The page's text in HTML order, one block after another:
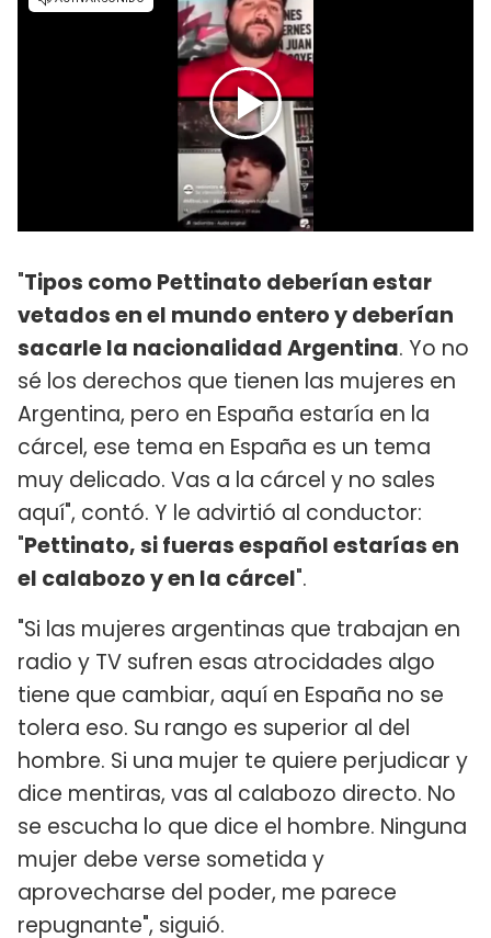
"Tipos como Pettinato deberían estar
vetados en el mundo entero y deberían
sacarle la nacionalidad Argentina. Yo no
sé los derechos que tienen las mujeres en
Argentina, pero en España estaría en la
cárcel, ese tema en España es un tema
muy delicado. Vas a la cárcel y no sales
aquí", contó. Y le advirtió al conductor:
"Pettinato, si fueras español estarías en
el calabozo y en la cárcel".
"Si las mujeres argentinas que trabajan en
radio y TV sufren esas atrocidades algo
tiene que cambiar, aquí en España no se
tolera eso. Su rango es superior al del
hombre. Si una mujer te quiere perjudicar y
dice mentiras, vas al calabozo directo. No
se escucha lo que dice el hombre. Ninguna
mujer debe verse sometida y
aprovecharse del poder, me parece
repugnante", siguió.